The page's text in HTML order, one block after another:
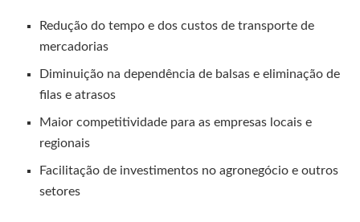
Redução do tempo e dos custos de transporte de
mercadorias
Diminuição na dependência de balsas e eliminação de
filas e atrasos
Maior competitividade para as empresas locais e
regionais
Facilitação de investimentos no agronegócio e outros
setores